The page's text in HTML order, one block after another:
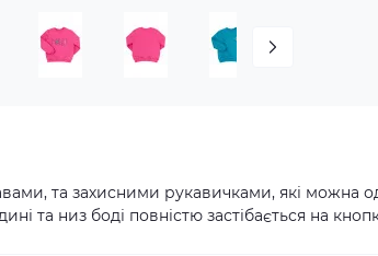
та захисними рукавичками, які можна
та низ боді повністю застібається на